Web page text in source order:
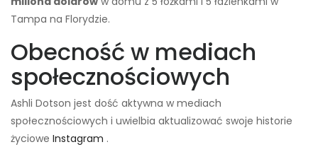
Tampa na Florydzie.
Obecność w mediach
społecznościowych
Ashli ​​Dotson jest dość aktywna w mediach
społecznościowych i uwielbia aktualizować swoje historie
życiowe Instagram .